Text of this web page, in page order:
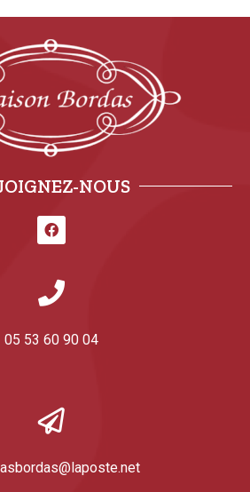
NOUS
05 53 60 90 04